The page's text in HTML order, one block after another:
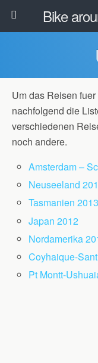
Um das Reisen
nachfolgend die
verschiedenen
noch andere.
Amsterdam –
Neuseeland
Tasmanien 2013
Japan 2012
Nordamerika
Coyhaique-
Pt Montt-